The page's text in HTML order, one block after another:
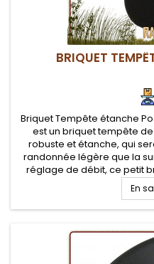
BRIQUET
Briquet Tempête étanche
est un briquet tempête
robuste et étanche, qui
randonnée légère que la
réglage de débit, ce petit
nombreux
En